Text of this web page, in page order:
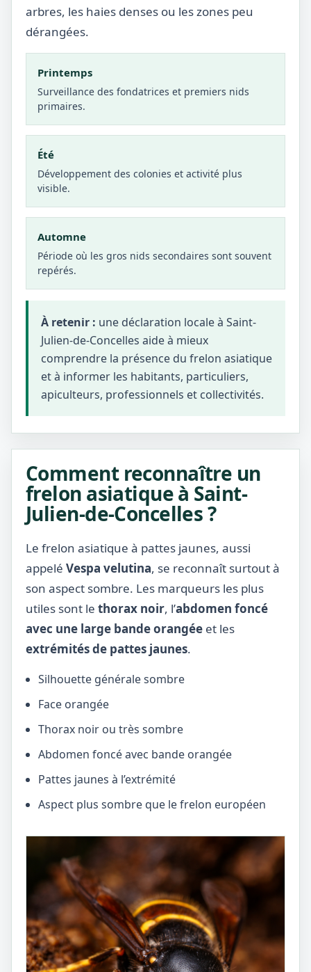
arbres, les haies denses ou les zones peu
dérangées.
Printemps
Surveillance des fondatrices et premiers nids
primaires.
Été
Développement des colonies et activité plus
visible.
Automne
Période où les gros nids secondaires sont souvent
repérés.
À retenir : une déclaration locale à Saint-
Julien-de-Concelles aide à mieux
comprendre la présence du frelon asiatique
et à informer les habitants, particuliers,
apiculteurs, professionnels et collectivités.
Comment reconnaître un
frelon asiatique à Saint-
Julien-de-Concelles ?
Le frelon asiatique à pattes jaunes, aussi
appelé Vespa velutina, se reconnaît surtout à
son aspect sombre. Les marqueurs les plus
utiles sont le thorax noir, l’abdomen foncé
avec une large bande orangée et les
extrémités de pattes jaunes.
Silhouette générale sombre
Face orangée
Thorax noir ou très sombre
Abdomen foncé avec bande orangée
Pattes jaunes à l’extrémité
Aspect plus sombre que le frelon européen